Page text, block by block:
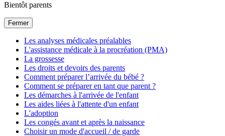
Bientôt parents
Fermer
Les analyses médicales préalables
L'assistance médicale à la procréation (PMA)
La grossesse
Les droits et devoirs des parents
Comment préparer l’arrivée du bébé ?
Comment se préparer en tant que parent ?
Les démarches à l'arrivée de l'enfant
Les aides liées à l'attente d'un enfant
L'adoption
Les congés avant et après la naissance
Choisir un mode d'accueil / de garde